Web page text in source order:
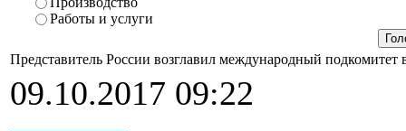
Работы и услуги
Представитель России возглавил международный подкомитет
09.10.2017 09:22